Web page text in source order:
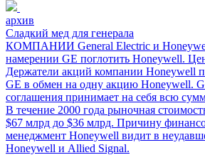
архив
Сладкий мед для генерала
КОМПАНИИ General Electric и
намерении GE поглотить Honeywell.
Держатели акций компании Honeywell
GE в обмен на одну акцию Honeywell.
соглашения принимает на себя всю
В течение 2000 года рыночная
$67 млрд до $36 млрд. Причину
менеджмент Honeywell видит в
Honeywell и Allied Signal.